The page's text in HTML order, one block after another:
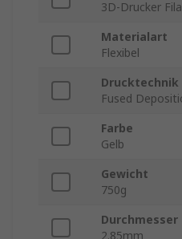
3D-Drucker
Materialart
Flexibel
Drucktechnik
Fused
Farbe
Gelb
Gewicht
750g
Durchmesser
2.85mm